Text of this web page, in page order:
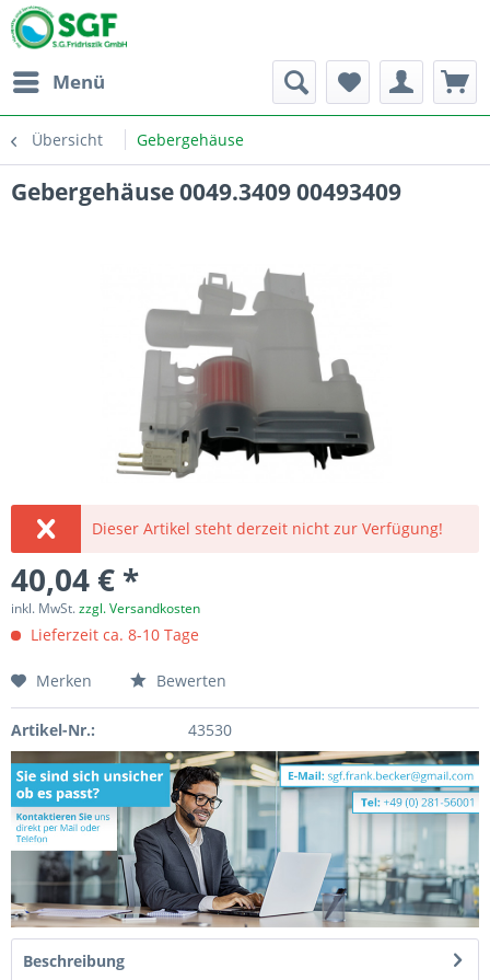
Menü
Übersicht Gebergehäuse
Gebergehäuse 0049.3409 00493409
Dieser Artikel steht derzeit nicht zur Verfügung!
40,04 € *
inkl. MwSt.zzgl. Versandkosten
Lieferzeit ca. 8-10 Tage
Merken Bewerten
Artikel-Nr.: 43530
Beschreibung